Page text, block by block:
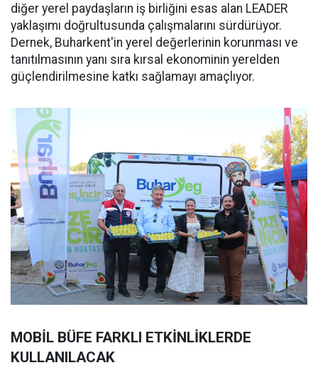
diğer yerel paydaşların iş birliğini esas alan LEADER
yaklaşımı doğrultusunda çalışmalarını sürdürüyor.
Dernek, Buharkent'in yerel değerlerinin korunması ve
tanıtılmasının yanı sıra kırsal ekonominin yerelden
güçlendirilmesine katkı sağlamayı amaçlıyor.
MOBİL BÜFE FARKLI ETKİNLİKLERDE
KULLANILACAK